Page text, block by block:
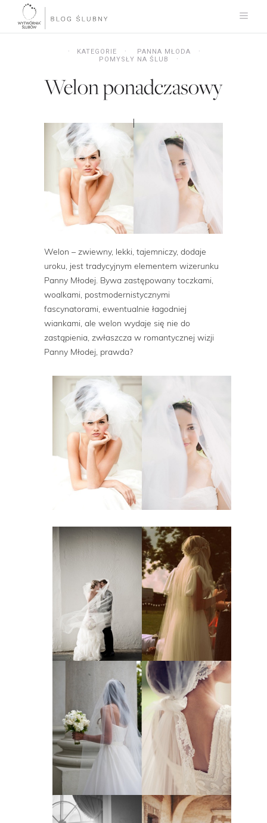
KATEGORIE
PANNA MŁODA
POMYSŁY NA ŚLUB
Welon ponadczasowy
Welon – zwiewny, lekki, tajemniczy, dodaje
uroku, jest tradycyjnym elementem wizerunku
Panny Młodej. Bywa zastępowany toczkami,
woalkami, postmodernistycznymi
fascynatorami, ewentualnie łagodniej
wiankami, ale welon wydaje się nie do
zastąpienia, zwłaszcza w romantycznej wizji
Panny Młodej, prawda?